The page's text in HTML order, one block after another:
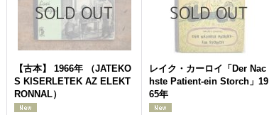
【古本】 1966年 （JATEKO
S KISERLETEK AZ ELEKT
RONNAL）
レイク・カーロイ「Der Nac
hste Patient-ein Storch」19
65年